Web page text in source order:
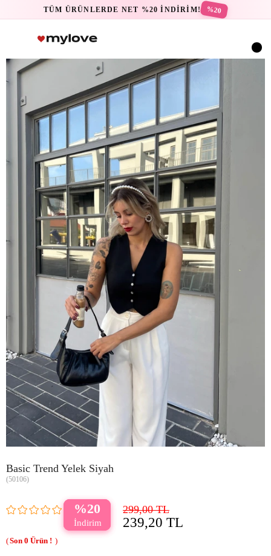
TÜM ÜRÜNLERDE NET %20 İNDİRİM! %20
Basic Trend Yelek Siyah
(50106)
20 299,00 TL
239,20 TL
0